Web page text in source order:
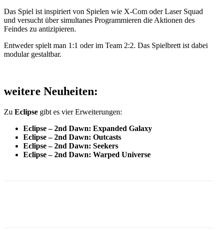
Das Spiel ist inspiriert von Spielen wie X-Com oder Laser Squad
und versucht über simultanes Programmieren die Aktionen des
Feindes zu antizipieren.
Entweder spielt man 1:1 oder im Team 2:2. Das Spielbrett ist dabei
modular gestaltbar.
weitere Neuheiten:
Zu Eclipse gibt es vier Erweiterungen:
Eclipse – 2nd Dawn: Expanded Galaxy
Eclipse – 2nd Dawn: Outcasts
Eclipse – 2nd Dawn: Seekers
Eclipse – 2nd Dawn: Warped Universe